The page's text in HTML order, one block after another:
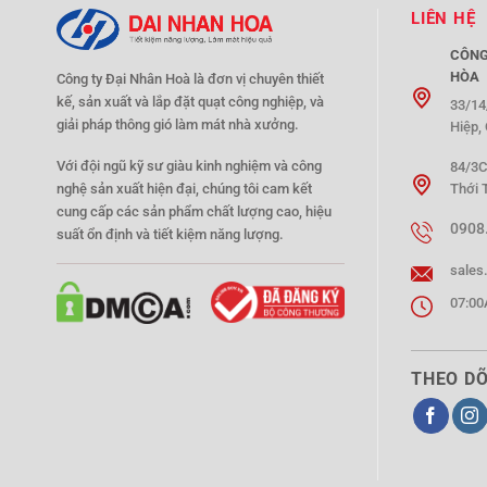
Công ty Đại Nhân Hoà là đơn vị chuyên thiết
kế, sản xuất và lắp đặt quạt công nghiệp, và
giải pháp thông gió làm mát nhà xưởng.
Với đội ngũ kỹ sư giàu kinh nghiệm và công
nghệ sản xuất hiện đại, chúng tôi cam kết
cung cấp các sản phẩm chất lượng cao, hiệu
suất ổn định và tiết kiệm năng lượng.
LIÊN HỆ
HÒA
33/
Hiệp,
84/
Thới
THEO